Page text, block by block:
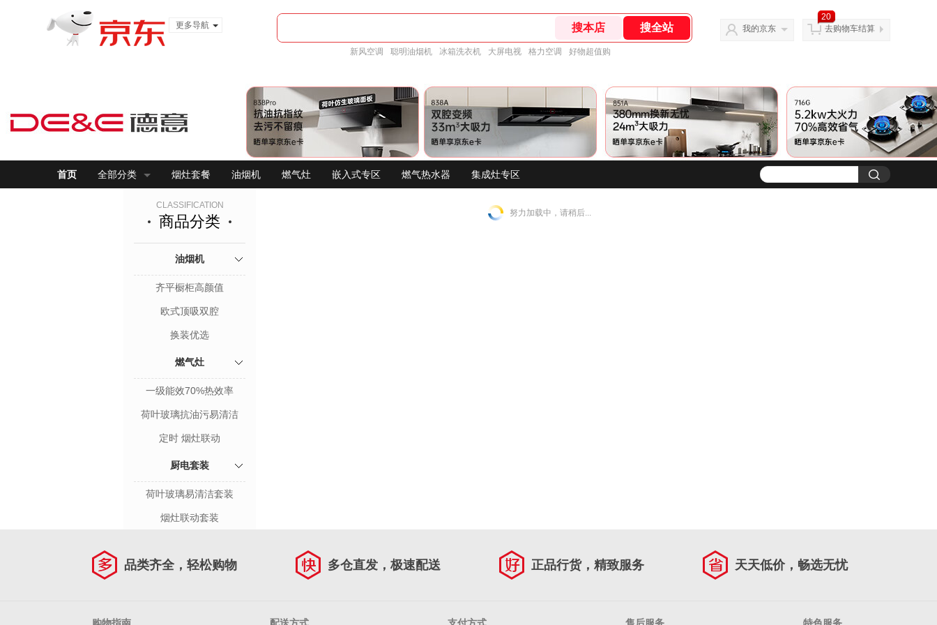
更多导航
新风空调 聪明油烟机 冰箱洗衣机 大屏电视 格力空调 好物超值购
我的京东
20
去购物车结算
首页 全部分类 烟灶套餐 油烟机 燃气灶 嵌入式专区 燃气热水器 集成灶专区
CLASSIFICATION
商品分类
油烟机
齐平橱柜高颜值
欧式顶吸双腔
换装优选
燃气灶
一级能效70%热效率
荷叶玻璃抗油污易清洁
定时 烟灶联动
厨电套装
荷叶玻璃易清洁套装
烟灶联动套装
努力加载中，请稍后...
品类齐全，轻松购物 多仓直发，极速配送 正品行货，精致服务 天天低价，畅选无忧